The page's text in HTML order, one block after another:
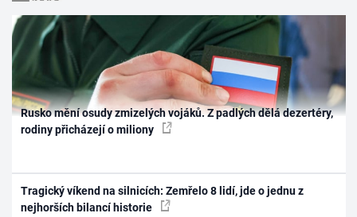
Rusko mění osudy zmizelých vojáků. Z padlých dělá dezertéry,
rodiny přicházejí o miliony
Tragický víkend na silnicích: Zemřelo 8 lidí, jde o jednu z
nejhorších bilancí historie